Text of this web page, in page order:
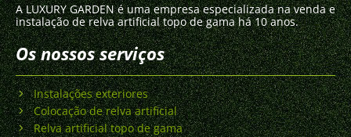
A LUXURY GARDEN é uma empresa especializada na venda e
instalação de relva artificial topo de gama há 10 anos.
Os nossos serviços
Instalações exteriores
Colocação de relva artificial
Relva artificial topo de gama